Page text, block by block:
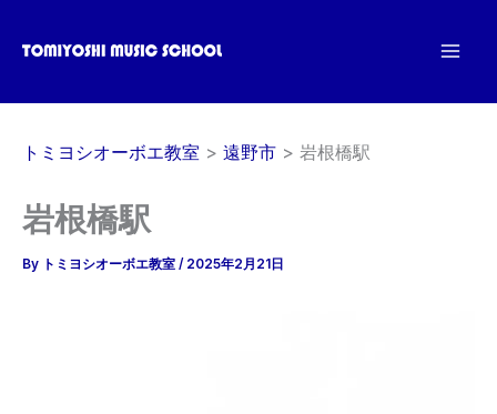
ス
トミヨシオーボエ教室 遠野市 岩根橋駅
岩根橋駅
By トミヨシオーボエ教室 / 2025年2月21日